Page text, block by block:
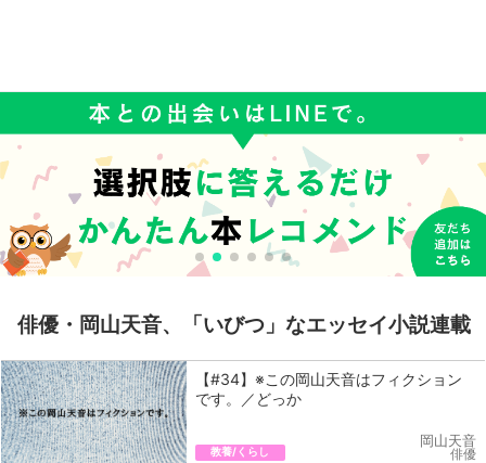
俳優・岡山天音、「いびつ」なエッセイ小説連載
【#34】※この岡山天音はフィクション
です。／どっか
教養/くらし
岡山天音
俳優